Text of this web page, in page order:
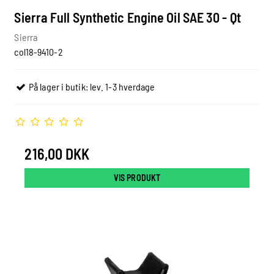
Sierra Full Synthetic Engine Oil SAE 30 - Qt
Sierra
col18-9410-2
På lager i butik: lev. 1-3 hverdage
216,00 DKK
VIS PRODUKT